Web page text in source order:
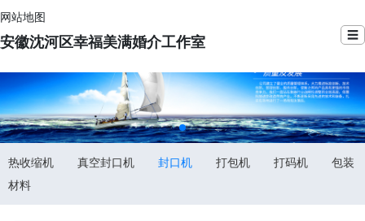
网站地图
安徽沈河区幸福美满婚介工作室 ☰
热收缩机 真空封口机 封口机 打包机 打码机
包装
材料